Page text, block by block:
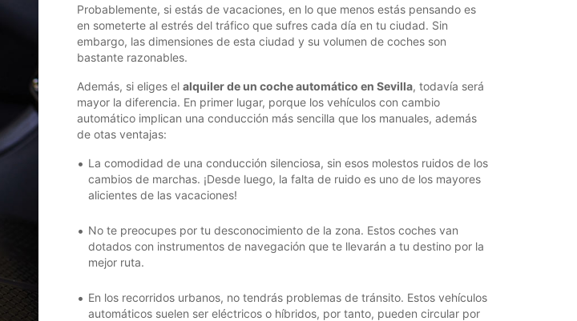
Probablemente, si estás de vacaciones, en lo que menos estás pensando es
en someterte al estrés del tráfico que sufres cada día en tu ciudad. Sin
embargo, las dimensiones de esta ciudad y su volumen de coches son
bastante razonables.
Además, si eliges el alquiler de un coche automático en Sevilla, todavía será
mayor la diferencia. En primer lugar, porque los vehículos con cambio
automático implican una conducción más sencilla que los manuales, además
de otas ventajas:
La comodidad de una conducción silenciosa, sin esos molestos ruidos de los
cambios de marchas. ¡Desde luego, la falta de ruido es uno de los mayores
alicientes de las vacaciones!
No te preocupes por tu desconocimiento de la zona. Estos coches van
dotados con instrumentos de navegación que te llevarán a tu destino por la
mejor ruta.
En los recorridos urbanos, no tendrás problemas de tránsito. Estos vehículos
automáticos suelen ser eléctricos o híbridos, por tanto, pueden circular por